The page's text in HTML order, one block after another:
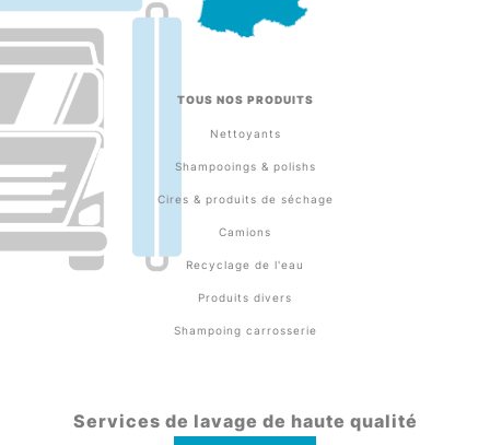
TOUS NOS PRODUITS
Nettoyants
Shampooings & polishs
Cires & produits de séchage
Camions
Recyclage de l'eau
Produits divers
Shampoing carrosserie
Services de lavage de haute qualité